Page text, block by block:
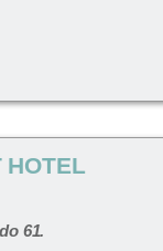
HOTEL
61.